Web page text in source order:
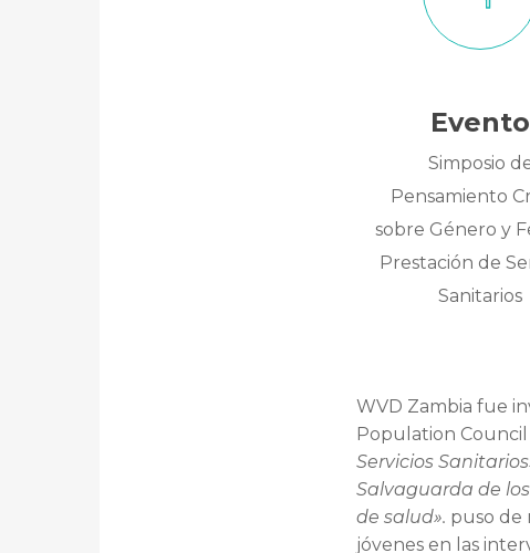
Evento
Simposio
Pensamiento
sobre Género y
Prestación de
Sanitarios
WVD Zambia fue
Population
Servicios
Salvaguarda de
de salud». puso de
jóvenes en las